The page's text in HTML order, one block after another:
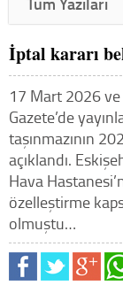
İptal kararı
17 Mart 2026
Gazete’de
taşınmazının
açıklandı.
Hava
özelleştirme
olmuştu…